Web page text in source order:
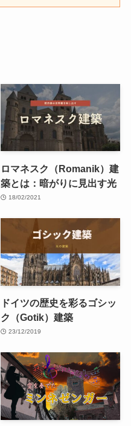
ロマネスク（Romanik）建
築とは：暗がりに見出す光
18/02/2021
ドイツの歴史を彩るゴシッ
ク（Gotik）建築
23/12/2019